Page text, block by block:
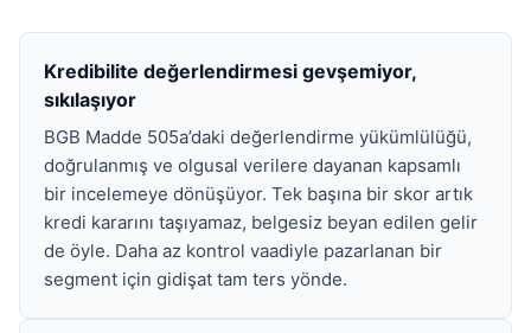
Kredibilite değerlendirmesi gevşemiyor,
sıkılaşıyor
BGB Madde 505a’daki değerlendirme yükümlülüğü,
doğrulanmış ve olgusal verilere dayanan kapsamlı
bir incelemeye dönüşüyor. Tek başına bir skor artık
kredi kararını taşıyamaz, belgesiz beyan edilen gelir
de öyle. Daha az kontrol vaadiyle pazarlanan bir
segment için gidişat tam ters yönde.